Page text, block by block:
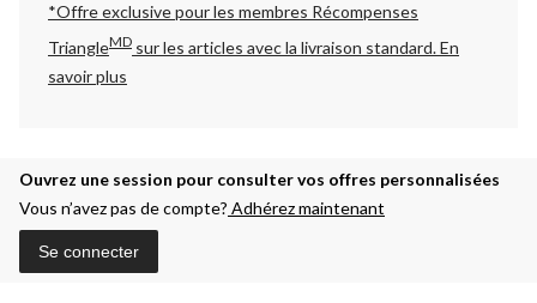
*Offre exclusive pour les membres Récompenses
TriangleMD sur les articles avec la livraison standard.En
savoir plus
Ouvrez une session pour consulter vos offres personnalisées
Vous n’avez pas de compte? Adhérez maintenant
Se connecter